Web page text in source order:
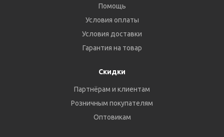
Помощь
Условия оплаты
Условия доставки
Гарантия на товар
Скидки
Партнёрам и клиентам
Розничным покупателям
Оптовикам